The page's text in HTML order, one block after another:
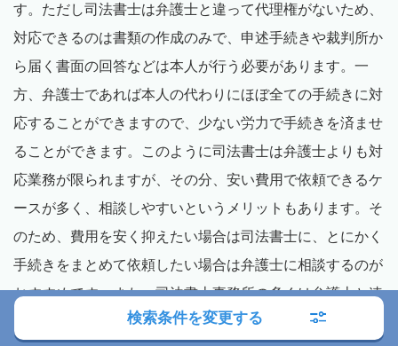
す。ただし司法書士は弁護士と違って代理権がないため、
対応できるのは書類の作成のみで、申述手続きや裁判所か
ら届く書面の回答などは本人が行う必要があります。一
方、弁護士であれば本人の代わりにほぼ全ての手続きに対
応することができますので、少ない労力で手続きを済ませ
ることができます。このように司法書士は弁護士よりも対
応業務が限られますが、その分、安い費用で依頼できるケ
ースが多く、相談しやすいというメリットもあります。そ
のため、費用を安く抑えたい場合は司法書士に、とにかく
手続きをまとめて依頼したい場合は弁護士に相談するのが
おすすめです。また、司法書士事務所の多くは弁護士と連
携しているため、司法書士で対応できない案件をスムーズ
検索条件を変更する